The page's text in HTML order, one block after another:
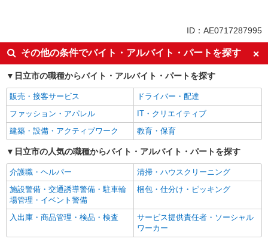
履歴書不要
未経験歓迎
大学生歓迎
主婦・主夫歓迎
フリーター歓迎
ミドル（40代～）活躍中
エルダー（50代～）活躍中
シニア（60代～）活躍中
週2～3日勤務OK
短時間勤務（1日4h以内）OK
深夜
車通勤OK
扶養内勤務OK
交通費支給
社会保険あり
まかない・食事補助
社割・特典あり
制服貸与
研修制度あり
同じ職種から求人を探す
ID：AE0717287995
その他の条件でバイト・アルバイト・パートを探す
日立市の職種からバイト・アルバイト・パートを探す
販売・接客サービス
ドライバー・配達
ファッション・アパレル
IT・クリエイティブ
建築・設備・アクティブワーク
教育・保育
日立市の人気の職種からバイト・アルバイト・パートを探す
介護職・ヘルパー
清掃・ハウスクリーニング
施設警備・交通誘導警備・駐車輪
場管理・イベント警備
梱包・仕分け・ピッキング
入出庫・商品管理・検品・検査
サービス提供責任者・ソーシャル
ワーカー